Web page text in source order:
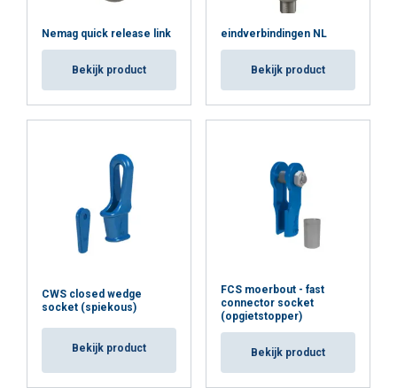
Nemag quick release link
Bekijk product
eindverbindingen NL
Bekijk product
CWS closed wedge
socket (spiekous)
Bekijk product
FCS moerbout - fast
connector socket
(opgietstopper)
Bekijk product